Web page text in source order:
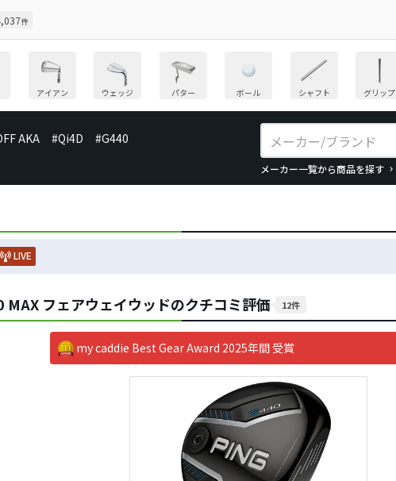
件
アイアン ウェッジ パター ボール シャフト グリップ
AKA #Qi4D #G440
メーカー一覧から商品を探す
LIVE
フェアウェイウッドのクチコミ評価 12件
my caddie Best Gear Award 2025年間 受賞